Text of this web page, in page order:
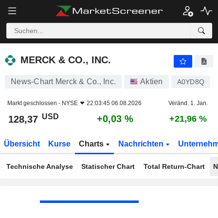
MERCK & CO., INC.
MERCK & CO., INC.
News-Chart Merck & Co., Inc. Aktien A0YD8Q
Markt geschlossen - NYSE 22:03:45 06.08.2026 Veränd. 1. Jan.
128,37 USD +0,03 % +21,96 %
Übersicht Kurse Charts Nachrichten
Technische Analyse Statischer Chart Total Return-Chart